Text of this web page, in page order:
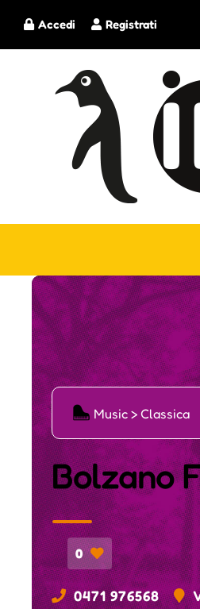
Registrati
Accedi
Ģ Music > Classica
Bolzano
0
0471 976568